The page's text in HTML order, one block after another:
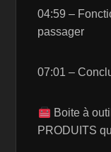
04:59 –
passager
07:01 –
Boite à
PRODUITS